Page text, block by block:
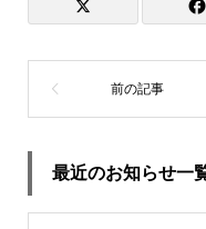
最近のお知らせ一